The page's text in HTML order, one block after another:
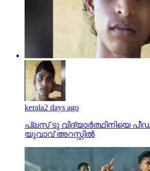
kerala2 days ago
പ്ലസ് ടു വിദ്യാര്‍ത്ഥിനിയെ
യുവാവ് അറസ്റ്റില്‍